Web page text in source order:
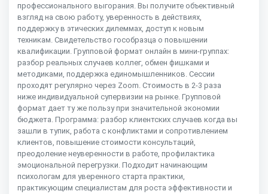
профессионального выгорания. Вы получите объективный
взгляд на свою работу, уверенность в действиях,
поддержку в этических дилеммах, доступ к новым
техникам. Свидетельство гособразца о повышении
квалификации. Групповой формат онлайн в мини-группах:
разбор реальных случаев коллег, обмен фишками и
методиками, поддержка единомышленников. Сессии
проходят регулярно через Zoom. Стоимость в 2-3 раза
ниже индивидуальной супервизии на рынке. Групповой
формат дает ту же пользу при значительной экономии
бюджета. Программа: разбор клиентских случаев когда вы
зашли в тупик, работа с конфликтами и сопротивлением
клиентов, повышение стоимости консультаций,
преодоление неуверенности в работе, профилактика
эмоциональной перегрузки. Подходит начинающим
психологам для уверенного старта практики,
практикующим специалистам для роста эффективности и